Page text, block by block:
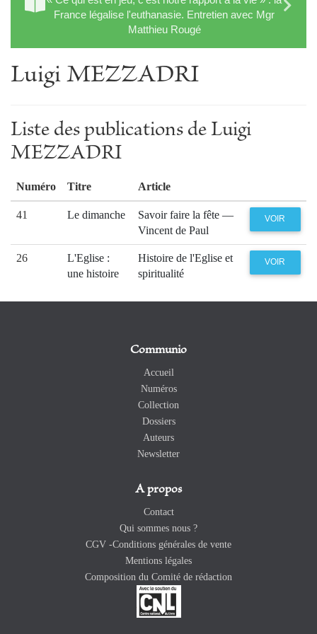
France légalise l'euthanasie. Entretien avec Mgr
Matthieu Rougé
Luigi MEZZADRI
Liste des publications de Luigi
MEZZADRI
Numéro Titre Article
41 Le dimanche
Savoir faire la fête —
Vincent de Paul
VOIR
26
L'Eglise :
une histoire
Histoire de l'Eglise et
spiritualité
VOIR
Communio
Accueil
Numéros
Collection
Dossiers
Auteurs
Newsletter
A propos
Contact
Qui sommes nous ?
CGV -Conditions générales de vente
Mentions légales
Composition du Comité de rédaction